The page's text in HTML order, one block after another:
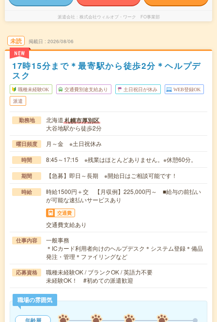
派遣会社 株式会社ウィルオブ・ワーク FO事業部
未読
NEW
掲載日 2026/08/06
17時15分まで＊最寄駅から徒歩2分＊ヘルプデ
スク
職種未経験OK 交通費別途支給あり 土日祝日が休み WEB登録OK
派遣
勤務地 北海道札幌市厚別区
大谷地駅から徒歩2分
曜日頻度 月～金 ※土日祝休み
時間 8:45～17:15 ※残業はほとんどありません。※休憩60分。
期間 【急募】即日～長期 ※開始日はご相談可能です！
時給
時給1500円＋交 【月収例】225,000円～ ■給与の前払い
が可能な速払いサービスあり
交通費
交通費支給あり
仕事内容
一般事務
＊ICカード利用者向けのヘルプデスク＊システム登録＊備品
発注・管理＊ファイリングなど
応募資格
職種未経験OK / ブランクOK / 英語力不要
未経験OK！ #初めての派遣歓迎
職場の雰囲気
年齢層